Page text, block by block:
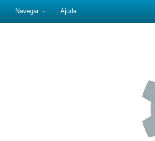
Navegar Ajuda